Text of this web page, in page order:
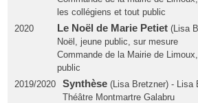
les collégiens et tout public
2020
Le Noël de Marie Petiet(Lisa
Noël, jeune public, sur mesure
Commande de la Mairie de
public
2019/2020
Synthèse (Lisa Bretzner) - Lisa
Théâtre Montmartre Galabru